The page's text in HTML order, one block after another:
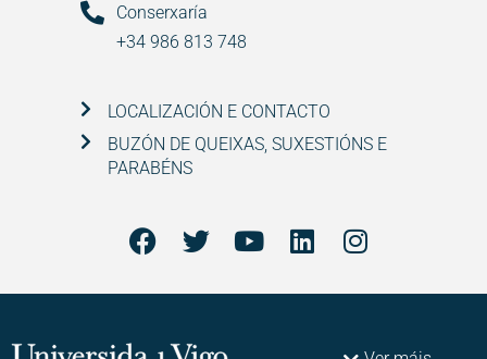
Conserxaría
+34 986 813 748
LOCALIZACIÓN E CONTACTO
BUZÓN DE QUEIXAS, SUXESTIÓNS E
PARABÉNS